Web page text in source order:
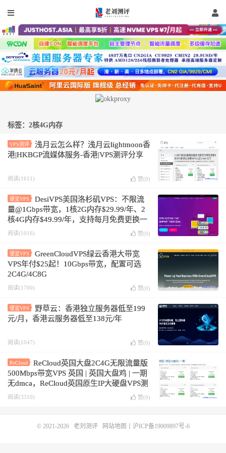
标签：2核4G内存
VPS测评
浅月云怎么样？浅月云lightmoon香
港|HKBGP流媒体服务-香港|VPS测评分享
阅读(1611) 赞(0)
便宜VPS
DesiVPS美国洛杉矶VPS：不限流
量@1Gbps带宽，1核2G内存$29.99/年、2
核4G内存$49.99/年，支持每月免费更换一
次IP
阅读(1016) 赞(0)
便宜VPS
GreenCloudVPS绿云香港大带宽
VPS年付$25起！10Gbps带宽，配置可选
2C4G/4C8G
阅读(1700) 赞(0)
便宜VPS
野草云：香港独立服务器低至199
元/月，香港云服务器低至138元/年
阅读(1047) 赞(0)
ReCloud
ReCloud英国大盘2C4G无限流量版
500Mbps带宽VPS 英国 | 英国大盘鸡 | 一期
无dmca，ReCloud英国原生IP大硬盘VPS测
评分享
阅读(3310) 赞(0)
© 2021-2026 老刘测评 网站地图 沪ICP备19009897号-6